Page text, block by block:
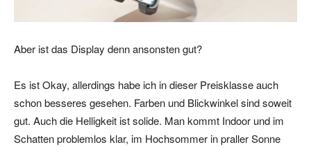
Aber ist das Display denn ansonsten gut?
Es ist Okay, allerdings habe ich in dieser Preisklasse auch
schon besseres gesehen. Farben und Blickwinkel sind soweit
gut. Auch die Helligkeit ist solide. Man kommt Indoor und im
Schatten problemlos klar, im Hochsommer in praller Sonne